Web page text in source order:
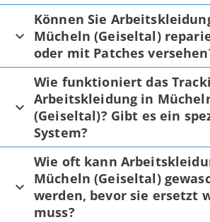
Können Sie
Mücheln (Geiseltal)
oder mit Patches
Wie funktioniert das
Arbeitskleidung in
(Geiseltal)? Gibt es ein
System?
Wie oft kann
Mücheln (Geiseltal)
werden, bevor sie ersetzt
muss?